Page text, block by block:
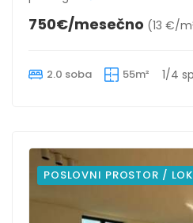
750€/mesečno (13 €/
2.0 soba 55m² 1/4
POSLOVNI PROSTOR /